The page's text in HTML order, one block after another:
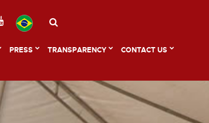
PRESS TRANSPARENCY CONTACT US